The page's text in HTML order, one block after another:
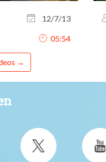
12/7/13
05:54